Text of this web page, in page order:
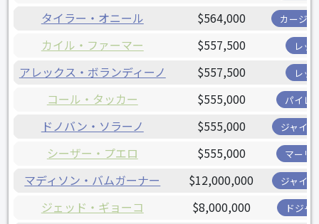
タイラー・オニール $564,000 カージ
カイル・ファーマー $557,500 レッ
アレックス・ボランディーノ $557,500 レッ
コール・タッカー $555,000 パイレ
ドノバン・ソラーノ $555,000 ジャイ
シーザー・プエロ $555,000 マーリ
マディソン・バムガーナー $12,000,000 ジャイ
ジェッド・ギョーコ $8,000,000 ドジャ